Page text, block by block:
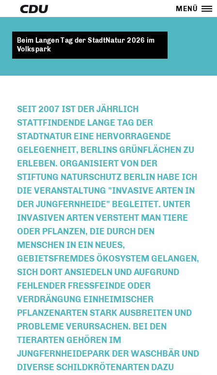
MENÜ
Beim Langen Tag der StadtNatur 2026 im
Volkspark
SEIT 2007 IST DER JÄHRLICH
STATTFINDENDE LANGE TAG DER
STADTNATUR EINE HERVORRAGENDE
GELEGENHEIT, BERLINS GRÜNFLÄCHEN ZU
ERLEBEN. ORGANISIERT VON DER
STIFTUNG NATURSCHUTZ BERLIN HABE ICH
DIE VERANSTALTUNG "INVASIVE ARTEN IN
DER JUNGFERNHEIDE" BEGLEITET. UNTER
INVASIVEN ARTEN VERSTEHT MAN TIERE
ODER PFLANZEN, DIE DURCH DEN
MENSCHEN IN EIN NEUES,
GEBIETSFREMDES ÖKOSYSTEM GELANGEN,
SICH DORT ANSIEDELN UND AUFGRUND
FEHLENDER FRESSFEINDE ODER V
ERDRÄNGUNG EINHEIMISCHER P
FLANZENARTEN STARK AUSBREITEN UND P
ROBLEME VERURSACHEN. BEI DEN T
IERARTEN GEHÖREN IM J
UNGFERNHEIDEPARK DER WASCHBÄR UND D
IVERSE SCHILDKRÖTENARTEN DAZU (